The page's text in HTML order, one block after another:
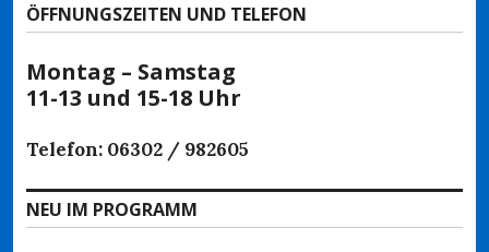
ÖFFNUNGSZEITEN UND TELEFON
Montag – Samstag
11-13 und 15-18 Uhr
Telefon: 06302 / 982605
NEU IM PROGRAMM